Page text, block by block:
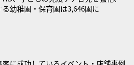
化月間
る幼稚園・保育園は3,646園に